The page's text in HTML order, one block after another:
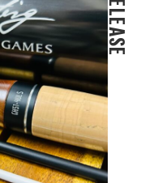
RELEASE